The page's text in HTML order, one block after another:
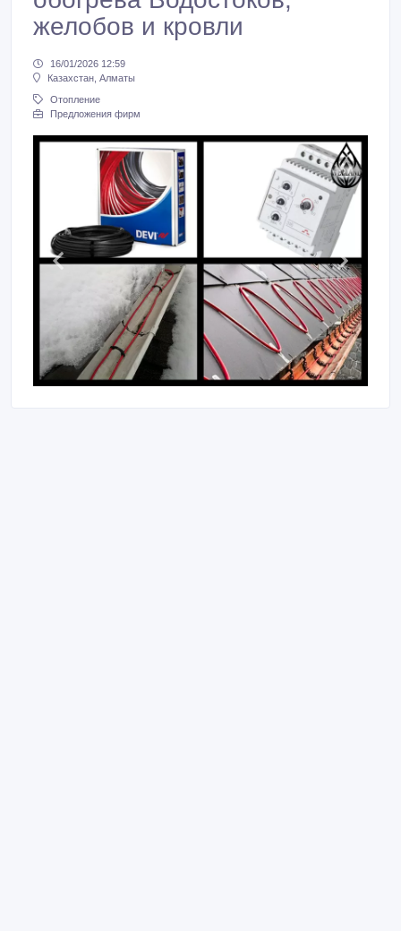
желобов и кровли
16/01/2026 12:59
Казахстан, Алматы
Отопление
Предложения фирм